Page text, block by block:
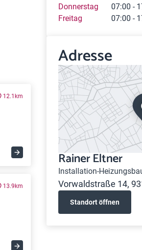
12.1km
13.9km
Donnerstag
07:00 -
Freitag
07:00 -
Adresse
Rainer Eltner
Installation-
Vorwaldstraße 14,
Standort öffnen